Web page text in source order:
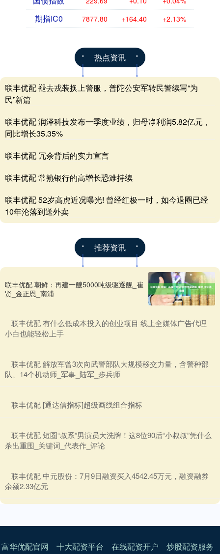
期指IC0 7877.80 +164.40 +2.13%
热点资讯
联丰优配 褪去戎装换上警服，普陀公安军转民警续写“为
民”新篇
联丰优配 润泽科技发布一季度业绩，归母净利润5.82亿元，
同比增长35.35%
联丰优配 冗余背后的实力宣言
联丰优配 常熟银行的高增长恐难持续
联丰优配 52岁高虎近况曝光! 曾经红极一时，如今退圈已经
10年沦落到送外卖
推荐资讯
联丰优配 朝鲜：再建一艘5000吨级驱逐舰_崔
贤_金正恩_南浦
​联丰优配 有什么低成本投入的创业项目 线上全媒体广告代理
小白也能轻松上手
​联丰优配 解放军曾3次向武警部队大规模移交力量，含警种部
队、14个机动师_军事_陆军_步兵师
​联丰优配 [通达信指标]超级画线组合指标
​联丰优配 短圈“叔系”男演员大洗牌！这8位90后“小叔叔”凭什么
杀出重围_关键词_代表作_评论
​联丰优配 中元股份：7月9日融资买入4542.45万元，融资融券
余额2.33亿元
富华优配官网 十大配资平台 在线配资开户 炒股配资服务